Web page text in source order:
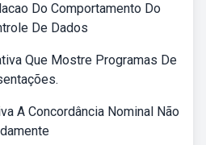
Do Comportamento Do
De Dados
Que Mostre Programas De
A Concordância Nominal Não